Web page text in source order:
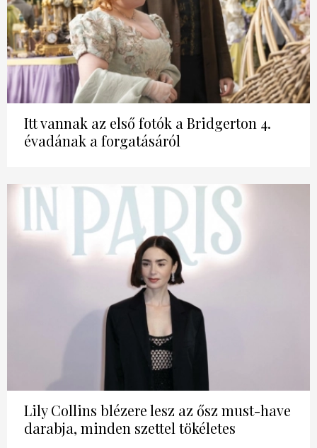
Itt vannak az első fotók a Bridgerton 4.
évadának a forgatásáról
Lily Collins blézere lesz az ősz must-have
darabja, minden szettel tökéletes